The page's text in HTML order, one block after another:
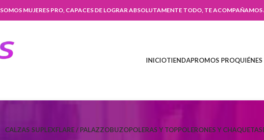
SOMOS MUJERES PRO, CAPACES DE LOGRAR ABSOLUTAMENTE TODO, TE
INICIOTIENDAPROMOS PRO
CALZAS SUPLEXFLARE / PALAZZOBUZOPOLERAS Y TOPPOLERONES Y CHAQUETAS